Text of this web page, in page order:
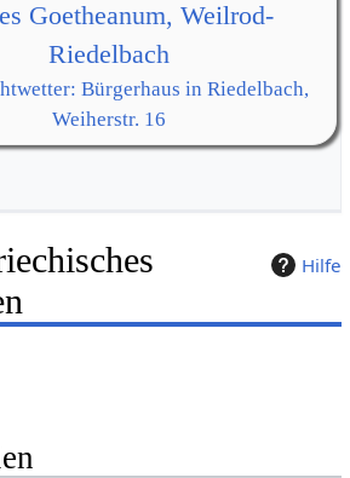
Goetheanum, Weilrod-
Riedelbach
Bürgerhaus in Riedelbach,
Weiherstr. 16
Hilfe